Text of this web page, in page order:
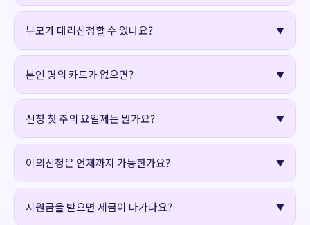
부모가 대리신청할 수 있나요?
본인 명의 카드가 없으면?
신청 첫 주의 요일제는 뭔가요?
이의신청은 언제까지 가능한가요?
지원금을 받으면 세금이 나가나요?